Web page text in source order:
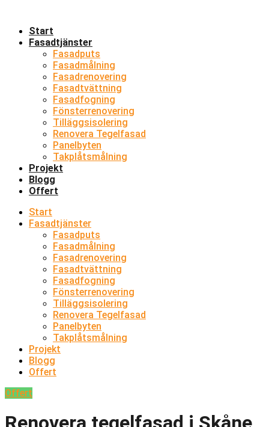
contentStart
Fasadtjänster
Fasadputs
Fasadmålning
Fasadrenovering
Fasadtvättning
Fasadfogning
Fönsterrenovering
Tilläggsisolering
Renovera Tegelfasad
Panelbyten
Takplåtsmålning
Projekt
Blogg
Offert
Start
Fasadtjänster
Fasadputs
Fasadmålning
Fasadrenovering
Fasadtvättning
Fasadfogning
Fönsterrenovering
Tilläggsisolering
Renovera Tegelfasad
Panelbyten
Takplåtsmålning
Projekt
Blogg
Offert
Offert